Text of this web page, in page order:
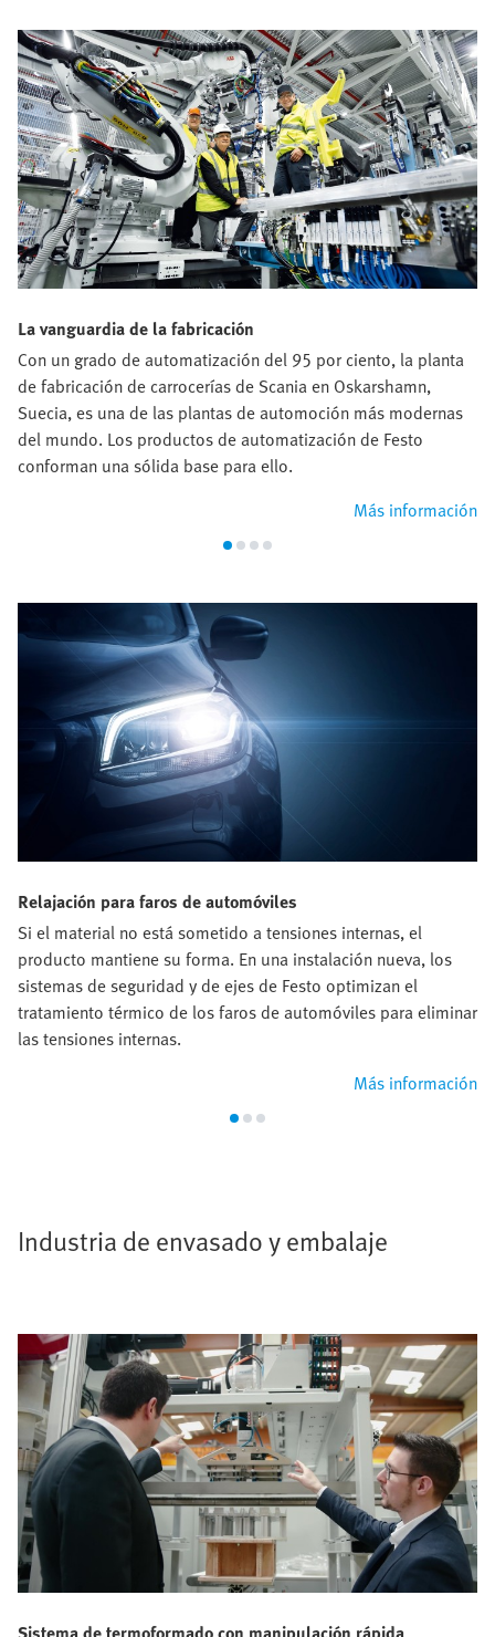
La vanguardia de la fabricación
Con un grado de automatización del 95 por ciento, la planta
de fabricación de carrocerías de Scania en Oskarshamn,
Suecia, es una de las plantas de automoción más modernas
del mundo. Los productos de automatización de Festo
conforman una sólida base para ello.
Más información
Relajación para faros de automóviles
Si el material no está sometido a tensiones internas, el
producto mantiene su forma. En una instalación nueva, los
sistemas de seguridad y de ejes de Festo optimizan el
tratamiento térmico de los faros de automóviles para eliminar
las tensiones internas.
Más información
Industria de envasado y embalaje